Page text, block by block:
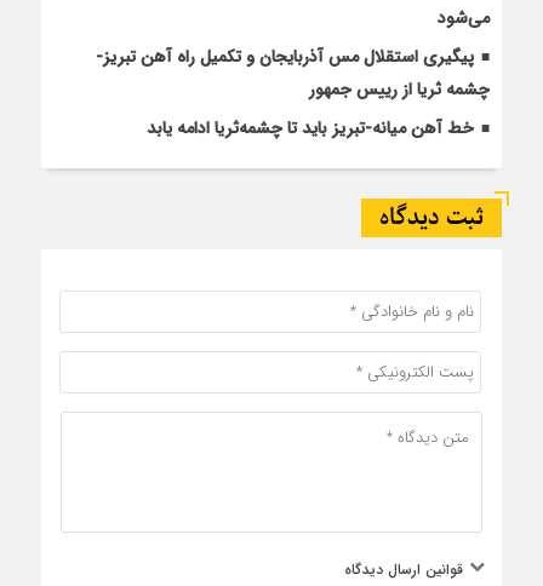
می‌شود
پیگیری استقلال مس آذربایجان و تکمیل راه آهن تبریز-
چشمه ثریا از رییس جمهور
خط آهن میانه-تبریز باید تا چشمه‌ثریا ادامه یابد
ثبت دیدگاه
قوانین ارسال دیدگاه